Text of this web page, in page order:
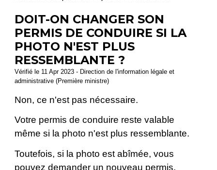
DOIT-ON CHANGER SON
PERMIS DE CONDUIRE SI LA
PHOTO N'EST PLUS
RESSEMBLANTE ?
Vérifié le 11 Apr 2023 - Direction de l'information légale et
administrative (Première ministre)
Non, ce n'est pas nécessaire.
Votre permis de conduire reste valable
même si la photo n'est plus ressemblante.
Toutefois, si la photo est abîmée, vous
pouvez demander un nouveau permis.